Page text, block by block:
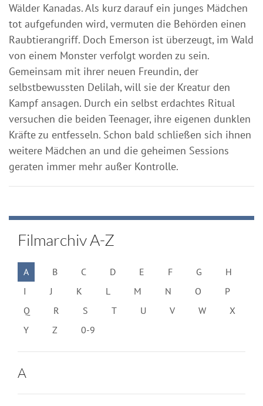
Wälder Kanadas. Als kurz darauf ein junges Mädchen
tot aufgefunden wird, vermuten die Behörden einen
Raubtierangriff. Doch Emerson ist überzeugt, im Wald
von einem Monster verfolgt worden zu sein.
Gemeinsam mit ihrer neuen Freundin, der
selbstbewussten Delilah, will sie der Kreatur den
Kampf ansagen. Durch ein selbst erdachtes Ritual
versuchen die beiden Teenager, ihre eigenen dunklen
Kräfte zu entfesseln. Schon bald schließen sich ihnen
weitere Mädchen an und die geheimen Sessions
geraten immer mehr außer Kontrolle.
Filmarchiv A-Z
A B C D E F G
H
I
J K L M N O
P
Q
R S T U V W
X
Y
Z 0-9
A